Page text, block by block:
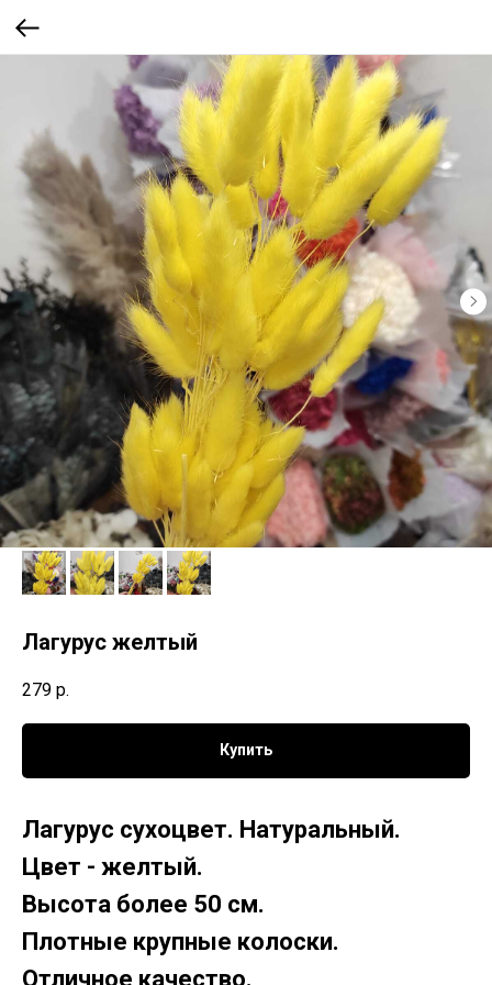
Лагурус желтый
279 р.
Купить
Лагурус сухоцвет. Натуральный.
Цвет - желтый.
Высота более 50 см.
Плотные крупные колоски.
Отличное качество.